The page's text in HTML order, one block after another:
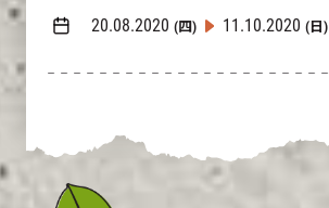
20.08.2020 (四) 11.10.2020 (日)